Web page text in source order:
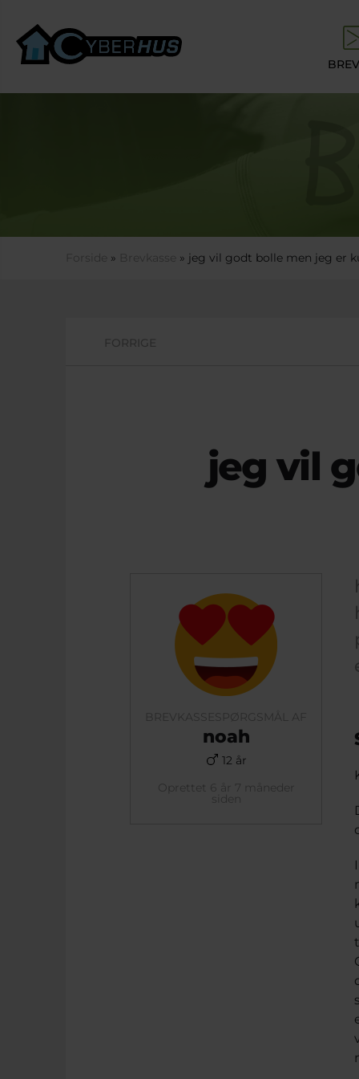
Du er her
Forside » Brevkasse » jeg vil godt bolle men jeg er
FORRIGE
jeg vil
BREVKASSESPØRGSMÅL AF
noah
12 år
Oprettet 6 år 7 måneder
siden